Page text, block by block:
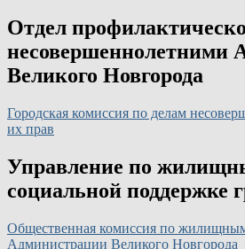
Отдел
несовершеннолетними
Великого Новгорода
Городская комиссия по делам
их прав
Управление по
социальной поддержке
Общественная комиссия по
Администрации Великого Новгорода